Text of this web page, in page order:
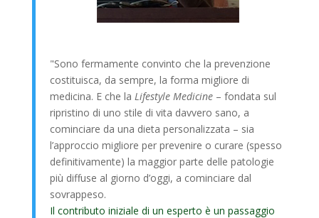
"Sono fermamente convinto che la prevenzione
costituisca, da sempre, la forma migliore di
medicina. E che la Lifestyle Medicine – fondata sul
ripristino di uno stile di vita davvero sano, a
cominciare da una dieta personalizzata – sia
l’approccio migliore per prevenire o curare (spesso
definitivamente) la maggior parte delle patologie
più diffuse al giorno d’oggi, a cominciare dal
sovrappeso.
Il contributo iniziale di un esperto è un passaggio